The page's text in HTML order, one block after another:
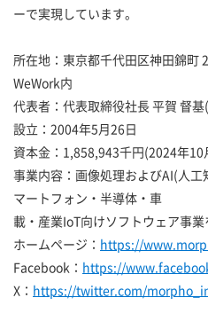
ーで実現しています。
所在地：東京都千代田区神田錦町
WeWork内
代表者：代表取締役社長 平賀 督基
設立：2004年5月26日
資本金：1,858,943千円(2024年10
事業内容：画像処理およびAI(人
マートフォン・半導体・車
載・産業IoT向けソフトウェア事業
ホームページ： https://
Facebook： https://
X： https://twitter.com/